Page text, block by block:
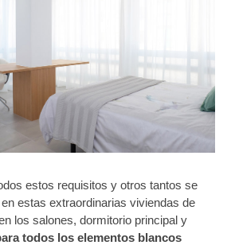
estos requisitos y otros tantos se
estas extraordinarias viviendas de
los salones, dormitorio principal y
todos los elementos blancos